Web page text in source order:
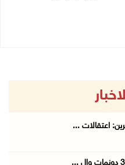
اعتقالات ...